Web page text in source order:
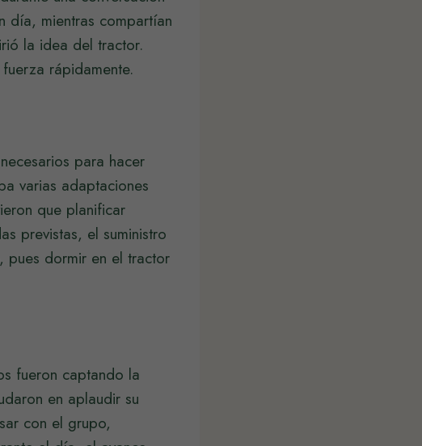
día, mientras compartían
la idea del tractor.
rápidamente.
para hacer
varias adaptaciones
que planificar
previstas, el suministro
pues dormir en el tractor
fueron captando la
en aplaudir su
con el grupo,